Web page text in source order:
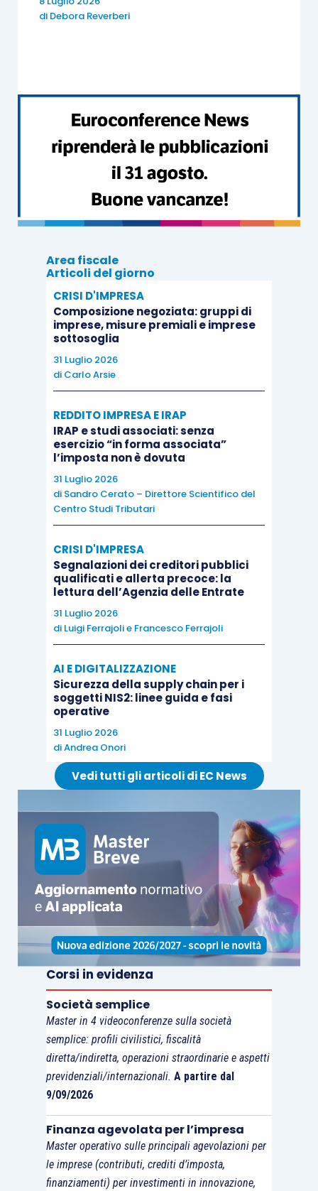
con ilsuperbonus
di Debora Reverberi
Area fiscale
Articoli del giorno
CRISI D'IMPRESA
Composizione negoziata: gruppi di
imprese, misure premiali e imprese
sottosoglia
31 Luglio 2026
di Carlo Arsie
REDDITO IMPRESA E IRAP
IRAP e studi associati: senza
esercizio “in forma associata”
l’imposta non è dovuta
31 Luglio 2026
di Sandro Cerato – Direttore Scientifico del
Centro Studi Tributari
CRISI D'IMPRESA
Segnalazioni dei creditori pubblici
qualificati e allerta precoce: la
lettura dell’Agenzia delle Entrate
31 Luglio 2026
di Luigi Ferrajolie Francesco Ferrajoli
AI E DIGITALIZZAZIONE
Sicurezza della supply chain per i
soggetti NIS2: linee guida e fasi
operative
31 Luglio 2026
diAndrea Onori
Vedi tutti gli articoli di EC News
Corsi in evidenza
Società semplice
Master in 4 videoconferenze sulla società
semplice: profili civilistici, fiscalità
diretta/indiretta, operazioni straordinarie e aspetti
previdenziali/internazionali. A partire dal
9/09/2026
Finanza agevolata per l’impresa
Master operativo sulle principali agevolazioni per
le imprese (contributi, crediti d’imposta,
finanziamenti) per investimenti in innovazione,